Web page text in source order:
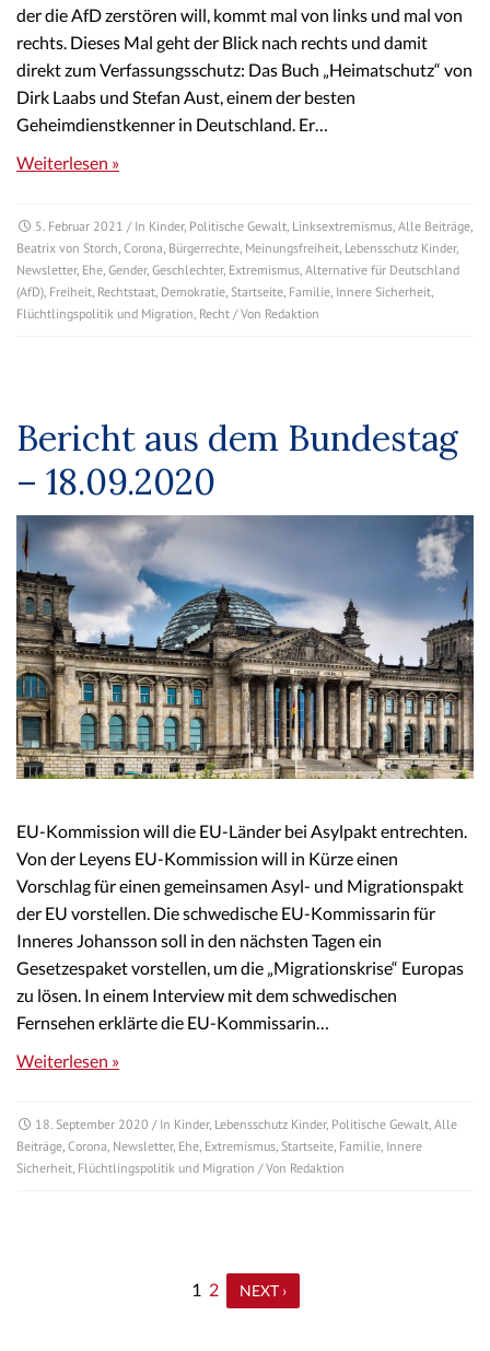
der die AfD zerstören will, kommt mal von links und mal von
rechts. Dieses Mal geht der Blick nach rechts und damit
direkt zum Verfassungsschutz: Das Buch „Heimatschutz“ von
Dirk Laabs und Stefan Aust, einem der besten
Geheimdienstkenner in Deutschland. Er…
Weiterlesen »
5. Februar 2021 / In Kinder, Politische Gewalt, Linksextremismus, Alle Beiträge,
Beatrix von Storch, Corona, Bürgerrechte, Meinungsfreiheit, Lebensschutz Kinder,
Newsletter, Ehe, Gender, Geschlechter, Extremismus, Alternative für Deutschland
(AfD), Freiheit, Rechtstaat, Demokratie, Startseite, Familie, Innere Sicherheit,
Flüchtlingspolitik und Migration, Recht / Von Redaktion
Bericht aus dem Bundestag
– 18.09.2020
EU-Kommission will die EU-Länder bei Asylpakt entrechten.
Von der Leyens EU-Kommission will in Kürze einen
Vorschlag für einen gemeinsamen Asyl- und Migrationspakt
der EU vorstellen. Die schwedische EU-Kommissarin für
Inneres Johansson soll in den nächsten Tagen ein
Gesetzespaket vorstellen, um die „Migrationskrise“ Europas
zu lösen. In einem Interview mit dem schwedischen
Fernsehen erklärte die EU-Kommissarin…
Weiterlesen »
18. September 2020 / In Kinder, Lebensschutz Kinder, Politische Gewalt, Alle
Beiträge, Corona, Newsletter, Ehe, Extremismus, Startseite, Familie, Innere
Sicherheit, Flüchtlingspolitik und Migration / Von Redaktion
1 2 NEXT ›